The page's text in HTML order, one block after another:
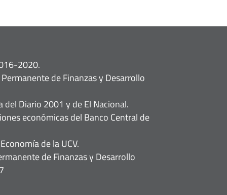
2020.
de Finanzas y Desarrollo
Diario 2001 y de El Nacional.
económicas del Banco Central de
de la UCV.
de Finanzas y Desarrollo